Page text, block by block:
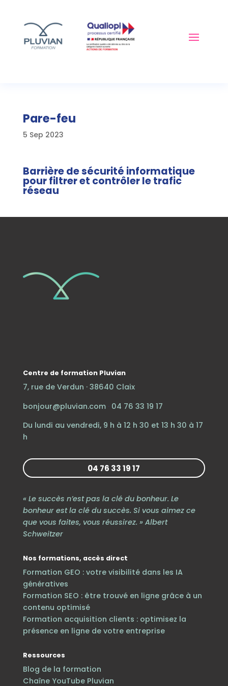
Pare-feu
5 Sep 2023
Barrière de sécurité informatique
pour filtrer et contrôler le trafic
réseau
Centre de formation Pluvian
7, rue de Verdun · 38640 Claix
bonjour@pluvian.com· 04 76 33 19 17
Du lundi au vendredi, 9 h à 12 h 30 et 13 h 30 à 17
h
04 76 33 19 17
« Le succès n’est pas la clé du bonheur. Le
bonheur est la clé du succès. Si vous aimez ce
que vous faites, vous réussirez. » Albert
Schweitzer
Nos formations, accès direct
Formation GEO : votre visibilité dans les IA
génératives
Formation SEO : être trouvé en ligne grâce à un
contenu optimisé
Formation acquisition clients : optimisez la
présence en ligne de votre entreprise
Ressources
Blog de la formation
Chaîne YouTube Pluvian